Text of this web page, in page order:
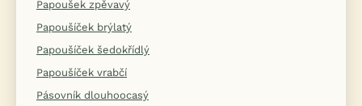
Papoušek zpěvavý
Papoušíček brýlatý
Papoušíček šedokřídlý
Papoušíček vrabčí
Pásovník dlouhoocasý